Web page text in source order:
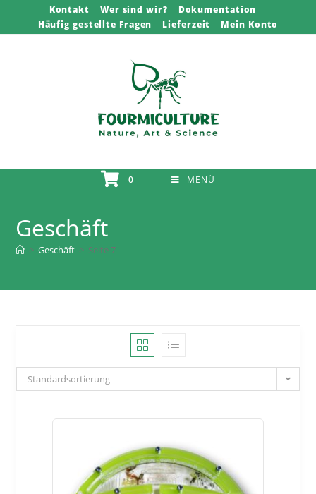
Kontakt Wer sind wir?
Dokumentation
Häufig gestellte Fragen
Lieferzeit Mein Konto
0 MENÜ
Geschäft
> Geschäft > Seite 7
Standardsortierung